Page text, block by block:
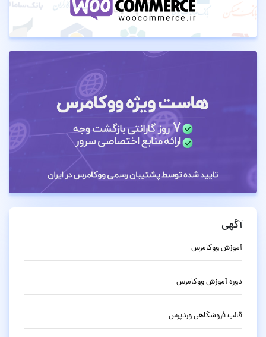
آگهی
آموزش ووکامرس
دوره آموزش ووکامرس
قالب فروشگاهی وردپرس